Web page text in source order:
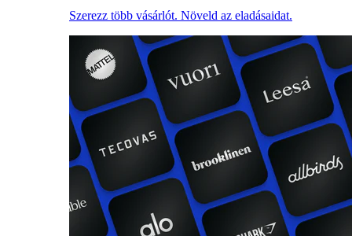
Szerezz több vásárlót. Növeld az eladásaidat.